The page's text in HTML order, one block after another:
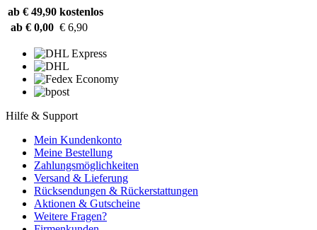
ab € 49,90 kostenlos
ab € 0,00 € 6,90
Hilfe & Support
Mein Kundenkonto
Meine Bestellung
Zahlungsmöglichkeiten
Versand & Lieferung
Rücksendungen & Rückerstattungen
Aktionen & Gutscheine
Weitere Fragen?